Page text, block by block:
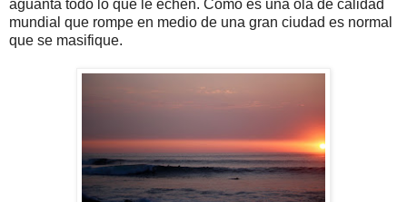
aguanta todo lo que le echen. Como es una ola de calidad
mundial que rompe en medio de una gran ciudad es normal
que se masifique.